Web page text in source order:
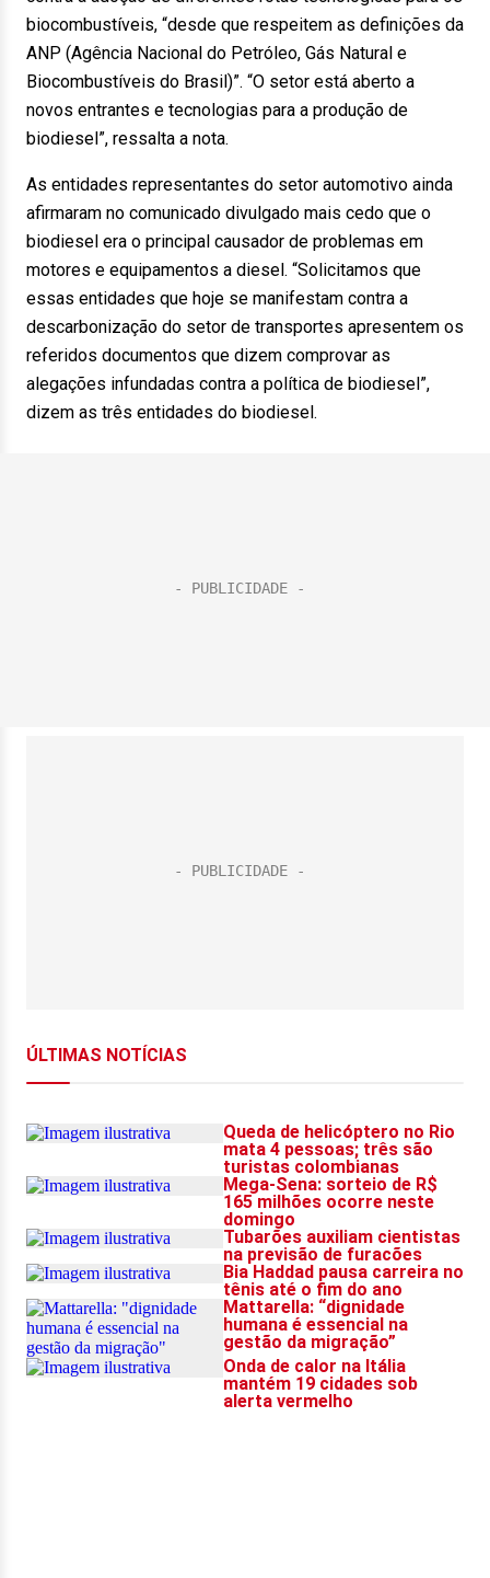
biocombustíveis, “desde que respeitem as definições da
ANP (Agência Nacional do Petróleo, Gás Natural e
Biocombustíveis do Brasil)”. “O setor está aberto a
novos entrantes e tecnologias para a produção de
biodiesel”, ressalta a nota.
As entidades representantes do setor automotivo ainda
afirmaram no comunicado divulgado mais cedo que o
biodiesel era o principal causador de problemas em
motores e equipamentos a diesel. “Solicitamos que
essas entidades que hoje se manifestam contra a
descarbonização do setor de transportes apresentem os
referidos documentos que dizem comprovar as
alegações infundadas contra a política de biodiesel”,
dizem as três entidades do biodiesel.